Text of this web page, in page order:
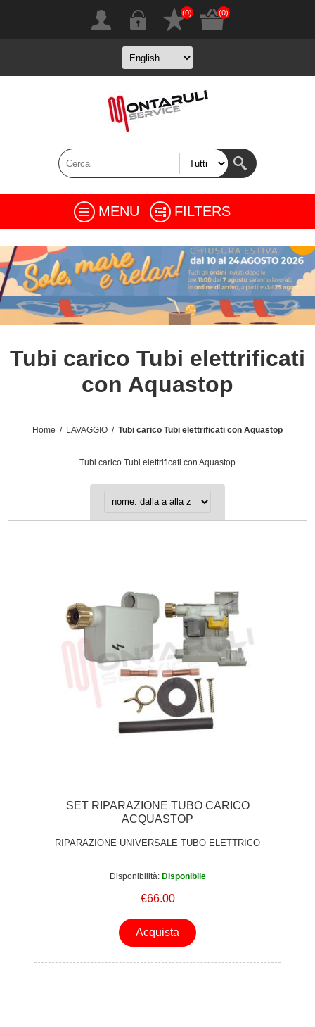
(0) (0)
MENU FILTERS
Tubi carico Tubi elettrificati
con Aquastop
Home / LAVAGGIO / Tubi carico Tubi elettrificati con Aquastop
Tubi carico Tubi elettrificati con Aquastop
SET RIPARAZIONE TUBO CARICO
ACQUASTOP
RIPARAZIONE UNIVERSALE TUBO ELETTRICO
Disponibilità: Disponibile
€66.00
Acquista